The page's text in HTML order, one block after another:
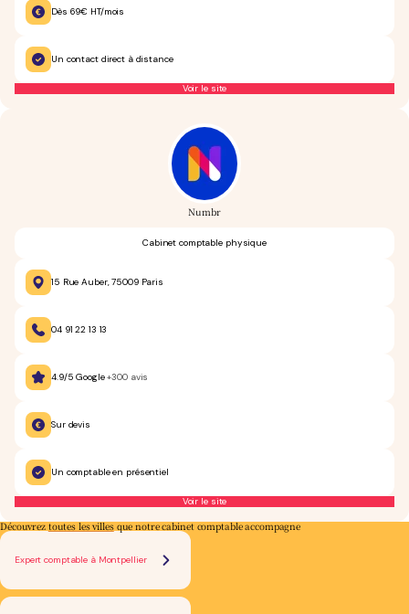
Dès 69€ HT/mois
Un contact direct à distance
Voir le site
Numbr
Cabinet comptable physique
15 Rue Auber, 75009 Paris
04 91 22 13 13
4.9/5 Google+300 avis
Sur devis
Un comptable en présentiel
Voir le site
Découvreztoutes les villesque notre cabinet comptable accompagne
Expert comptable à Montpellier